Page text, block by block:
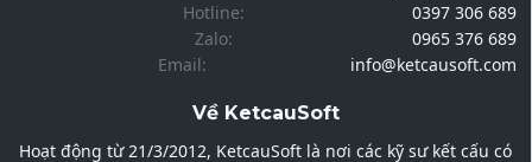
Hotline:
0397 306 689
Zalo:
0965 376 689
Email:
info@ketcausoft.com
Về KetcauSoft
Hoạt động từ 21/3/2012, KetcauSoft là nơi các kỹ sư kết cấu có